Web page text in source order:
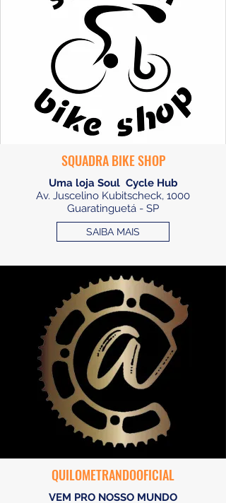
SQUADRA BIKE SHOP
Uma loja Soul Cycle Hub
Av. Juscelino Kubitscheck, 1000
Guaratinguetá - SP
SAIBA MAIS
QUILOMETRANDOOFICIAL
VEM PRO NOSSO MUNDO